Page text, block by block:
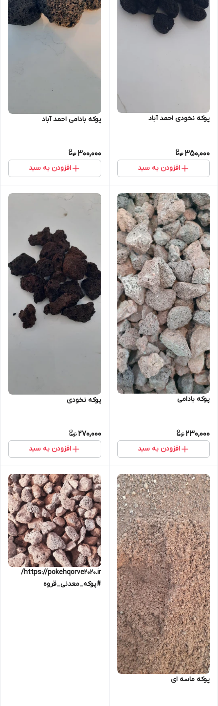
پوکه نخودی احمد آباد
350,000
افزودن به سبد
پوکه بادامی احمد آباد
300,000
افزودن به سبد
پوکه بادامی
230,000
افزودن به سبد
پوکه نخودی
270,000
افزودن به سبد
پوکه ماسه ای
https://pokehqorve2020.ir/
#پوکه_معدنی_قروه